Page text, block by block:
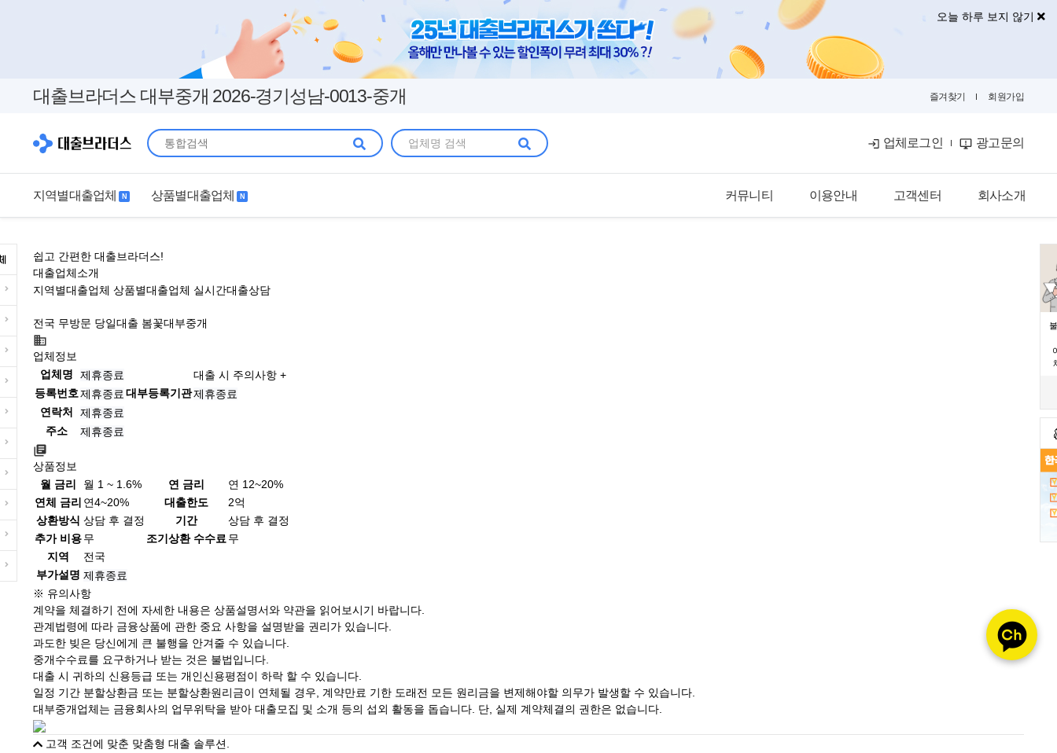
오늘 하루 보지 않기
대출브라더스 대부중개 2026-경기성남-0013-중개 즐겨찾기 회원가입
업체로그인 광고문의
지역별대출업체 N 상품별대출업체 N 커뮤니티 이용안내 고객센터 회사소개
서울 경기
인천 부산
대구 더보기+
여성 개인돈
연체자 더보기+
쉽고 간편한 대출브라더스!
대출업체소개
지역별대출업체 상품별대출업체 실시간대출상담
전국 무방문 당일대출 봄꽃대부중개
업체정보
업체명
제휴종료
대출 시 주의사항 +
등록번호제휴종료 대부등록기관제휴종료
연락처
제휴종료
주소
제휴종료
상품정보
월 금리
월 1 ~ 1.6% 연 금리
연 12~20%
연체 금리 연4~20% 대출한도
2억
상환방식 상담 후 결정 기간
상담 후 결정
추가 비용무 조기상환 수수료 무
지역
전국
부가설명 제휴종료
※ 유의사항
계약을 체결하기 전에 자세한 내용은 상품설명서와 약관을 읽어보시기 바랍니다.
관계법령에 따라 금융상품에 관한 중요 사항을 설명받을 권리가 있습니다.
과도한 빚은 당신에게 큰 불행을 안겨줄 수 있습니다.
중개수수료를 요구하거나 받는 것은 불법입니다.
대출 시 귀하의 신용등급 또는 개인신용평점이 하락 할 수 있습니다.
일정 기간 분할상환금 또는 분할상환원리금이 연체될 경우, 계약만료 기한 도래전 모든 원리금을 변제해야할 의무가 발생할 수 있습니다.
대부중개업체는 금융회사의 업무위탁을 받아 대출모집 및 소개 등의 섭외 활동을 돕습니다. 단, 실제 계약체결의 권한은 없습니다.
고객 조건에 맞춘 맞춤형 대출 솔루션.